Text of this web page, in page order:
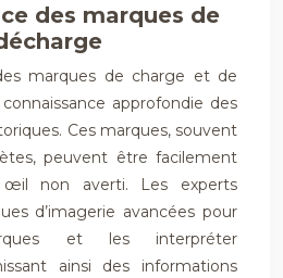
des marques de
marques de charge et de
approfondie des
Ces marques, souvent
peuvent être facilement
non averti. Les experts
d’imagerie avancées pour
et les interpréter
ainsi des informations